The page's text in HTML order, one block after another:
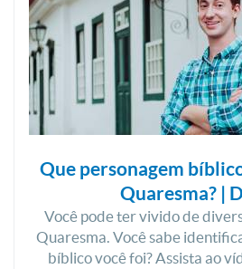
Que personagem
Quaresma? |
Você pode ter vivido de
Quaresma. Você sabe
bíblico você foi? Assista ao